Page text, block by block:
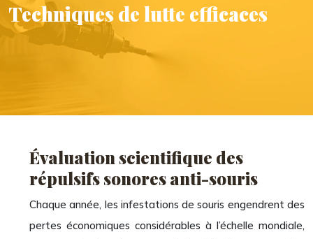
Techniques de lutte efficaces
Évaluation scientifique des
répulsifs sonores anti-souris
Chaque année, les infestations de souris engendrent des
pertes économiques considérables à l’échelle mondiale,